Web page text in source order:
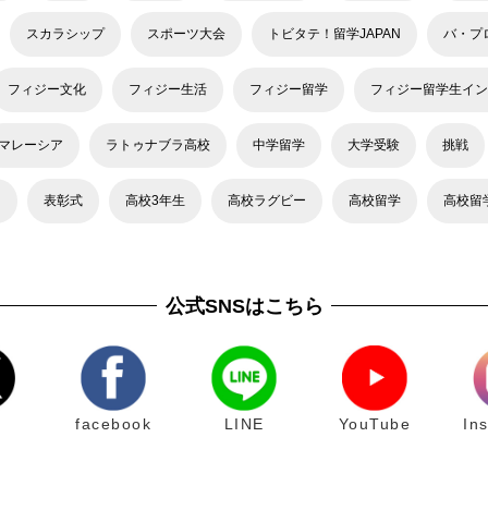
スカラシップ スポーツ大会 トビタテ！留学JAPAN バ・プ
フィジー文化 フィジー生活 フィジー留学 フィジー留学生イ
レーシア ラトゥナブラ高校 中学留学 大学受験 挑戦
表彰式 高校3年生 高校ラグビー 高校留学 高校留
公式SNSはこちら
facebook LINE YouTube